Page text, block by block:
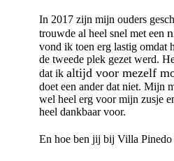
In 2017 zijn mijn ouders
trouwde al heel snel met een
vond ik toen erg lastig omdat
de tweede plek gezet werd.
dat ik altijd voor mezelf
doet een ander dat niet. Mijn
wel heel erg voor mijn zusje
heel dankbaar voor.
En hoe ben jij bij Villa Pinedo